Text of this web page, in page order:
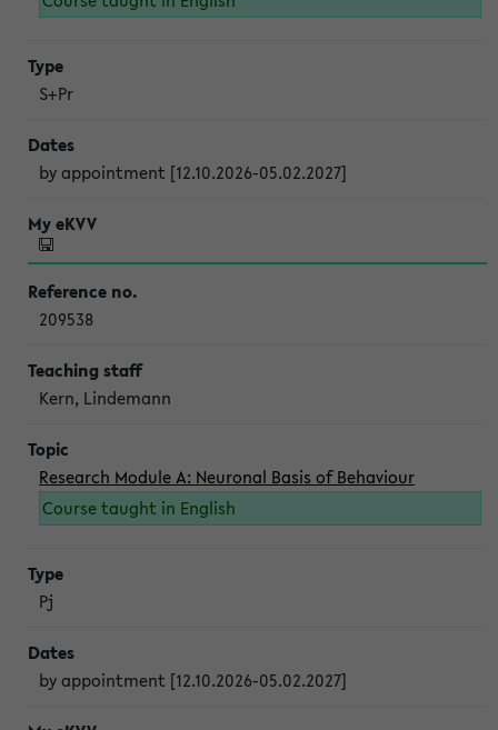
S+Pr
by appointment [12.10.2026-05.02.2027]
209538
Kern, Lindemann
Research Module A: Neuronal Basis of Behaviour
Course taught in English
Pj
by appointment [12.10.2026-05.02.2027]